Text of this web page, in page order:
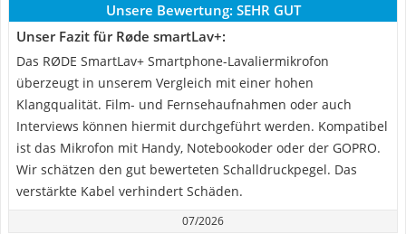
Unsere Bewertung: SEHR GUT
Unser Fazit für Røde smartLav+:
Das RØDE SmartLav+ Smartphone-Lavaliermikrofon
überzeugt in unserem Vergleich mit einer hohen
Klangqualität. Film- und Fernsehaufnahmen oder auch
Interviews können hiermit durchgeführt werden. Kompatibel
ist das Mikrofon mit Handy, Notebookoder oder der GOPRO.
Wir schätzen den gut bewerteten Schalldruckpegel. Das
verstärkte Kabel verhindert Schäden.
07/2026